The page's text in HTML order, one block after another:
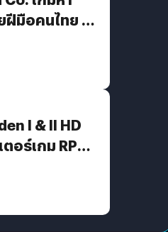
ฝีมือคนไทย ที่
I & II HD
อร์เกม RPG